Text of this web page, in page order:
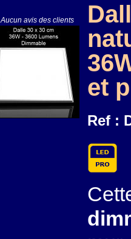
Aucun avis des clients
et
Ref :